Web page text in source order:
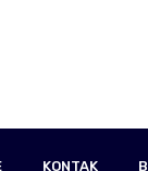
KONTAK